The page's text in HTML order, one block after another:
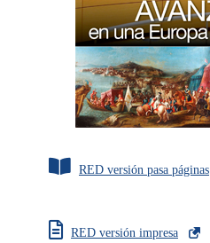
RED versión pasa páginas
RED versión impresa